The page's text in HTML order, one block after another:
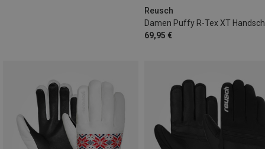
Reusch
Damen Puffy R-Tex XT
69,95 €